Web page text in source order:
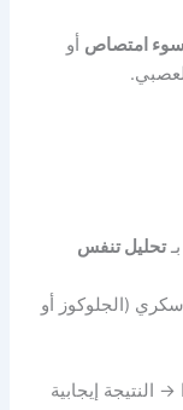
سوء امتصاص أو
تحليل تنفس
(الجلوكوز أو
النتيجة إيجابية